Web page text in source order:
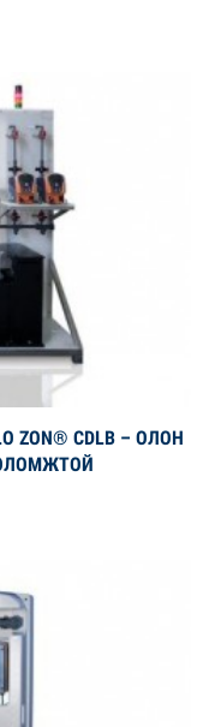
ZON® CDLB – ОЛОН